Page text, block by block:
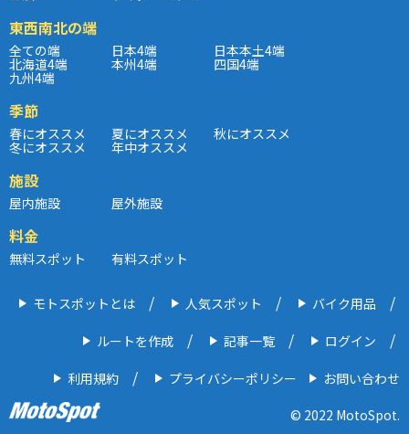
東西南北の端
全ての端 日本4端 日本本土4端
北海道4端 本州4端 四国4端
九州4端
季節
春にオススメ 夏にオススメ 秋にオススメ
冬にオススメ 年中オススメ
施設
屋内施設 屋外施設
料金
無料スポット 有料スポット
モトスポットとは 人気スポット バイク用品
ルートを作成 記事一覧 ログイン
利用規約 プライバシーポリシー
お問い合わせ
© 2022 MotoSpot.